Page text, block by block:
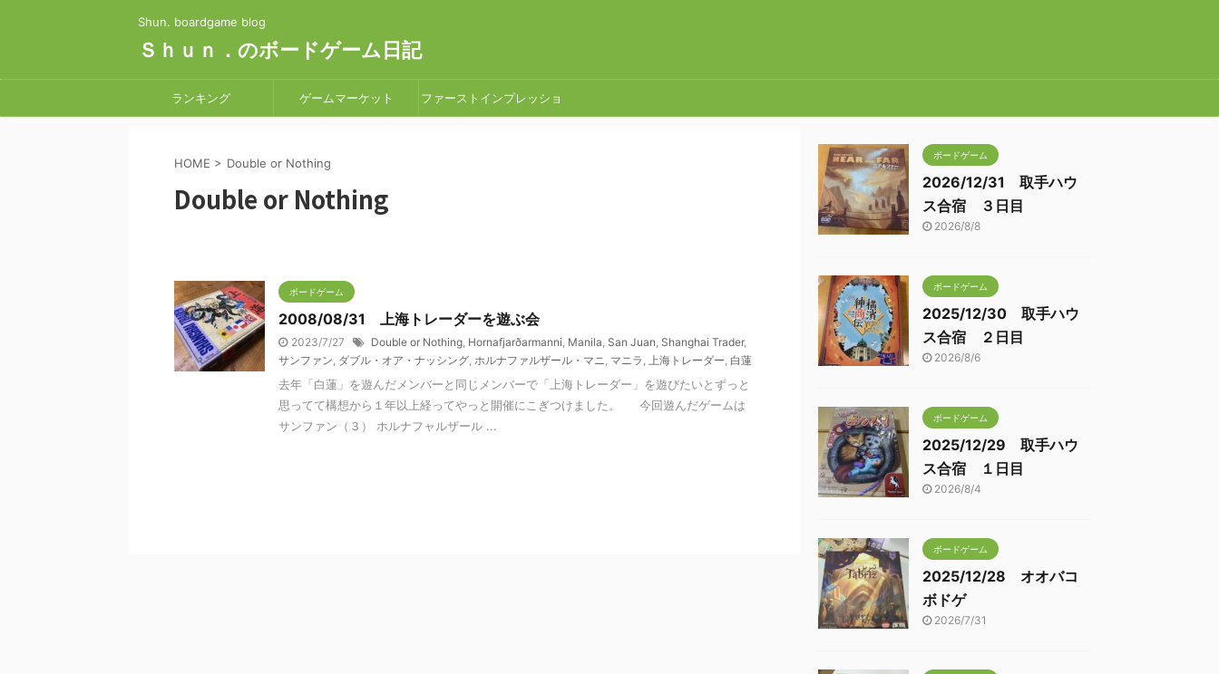
Shun. boardgame blog
Ｓｈｕｎ．のボードゲーム日記
ランキング ゲームマーケット ファーストインプレッショ
HOME > Double or Nothing
Double or Nothing
ボードゲーム
2008/08/31 上海トレーダーを遊ぶ会
2023/7/27 Double or Nothing, Hornafjarðarmanni, Manila, San Juan, Shanghai Trader,
サンファン, ダブル・オア・ナッシング, ホルナファルザール・マニ, マニラ , 上海トレーダー, 白蓮
去年「白蓮」を遊んだメンバーと同じメンバーで「上海トレーダー」を遊びたいとずっと
思ってて構想から１年以上経ってやっと開催にこぎつけました。 今回遊んだゲームは
サンファン（３） ホルナフャルザール ...
ボードゲーム
2026/12/31 取手ハウ
ス合宿 ３日目
2026/8/8
ボードゲーム
2025/12/30 取手ハウ
ス合宿 ２日目
2026/8/6
ボードゲーム
2025/12/29 取手ハウ
ス合宿 １日目
2026/8/4
ボードゲーム
2025/12/28 オオバコ
ボドゲ
2026/7/31